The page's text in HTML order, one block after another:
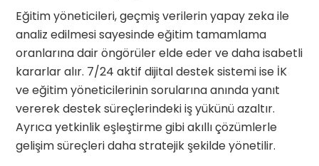
Eğitim yöneticileri, geçmiş verilerin yapay zeka ile
analiz edilmesi sayesinde eğitim tamamlama
oranlarına dair öngörüler elde eder ve daha isabetli
kararlar alır. 7/24 aktif dijital destek sistemi ise İK
ve eğitim yöneticilerinin sorularına anında yanıt
vererek destek süreçlerindeki iş yükünü azaltır.
Ayrıca yetkinlik eşleştirme gibi akıllı çözümlerle
gelişim süreçleri daha stratejik şekilde yönetilir.